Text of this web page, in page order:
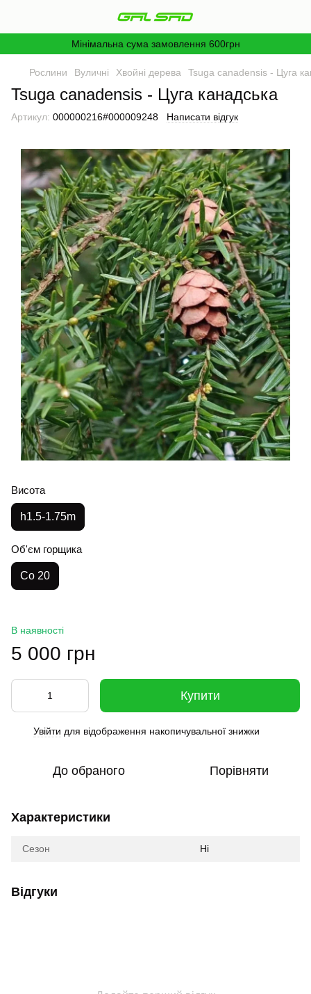
Мінімальна сума замовлення 600грн
Рослини Вуличні Хвойні дерева Tsuga canadensis - Цуга
Tsuga canadensis - Цуга канадська
Артикул: 000000216#000009248 Написати відгук
Висота
h1.5-1.75m
Об'єм горщика
Co 20
В наявності
5 000 грн
Купити
Увійти для відображення накопичувальної знижки
До обраного Порівняти
Характеристики
Сезон Ні
Відгуки